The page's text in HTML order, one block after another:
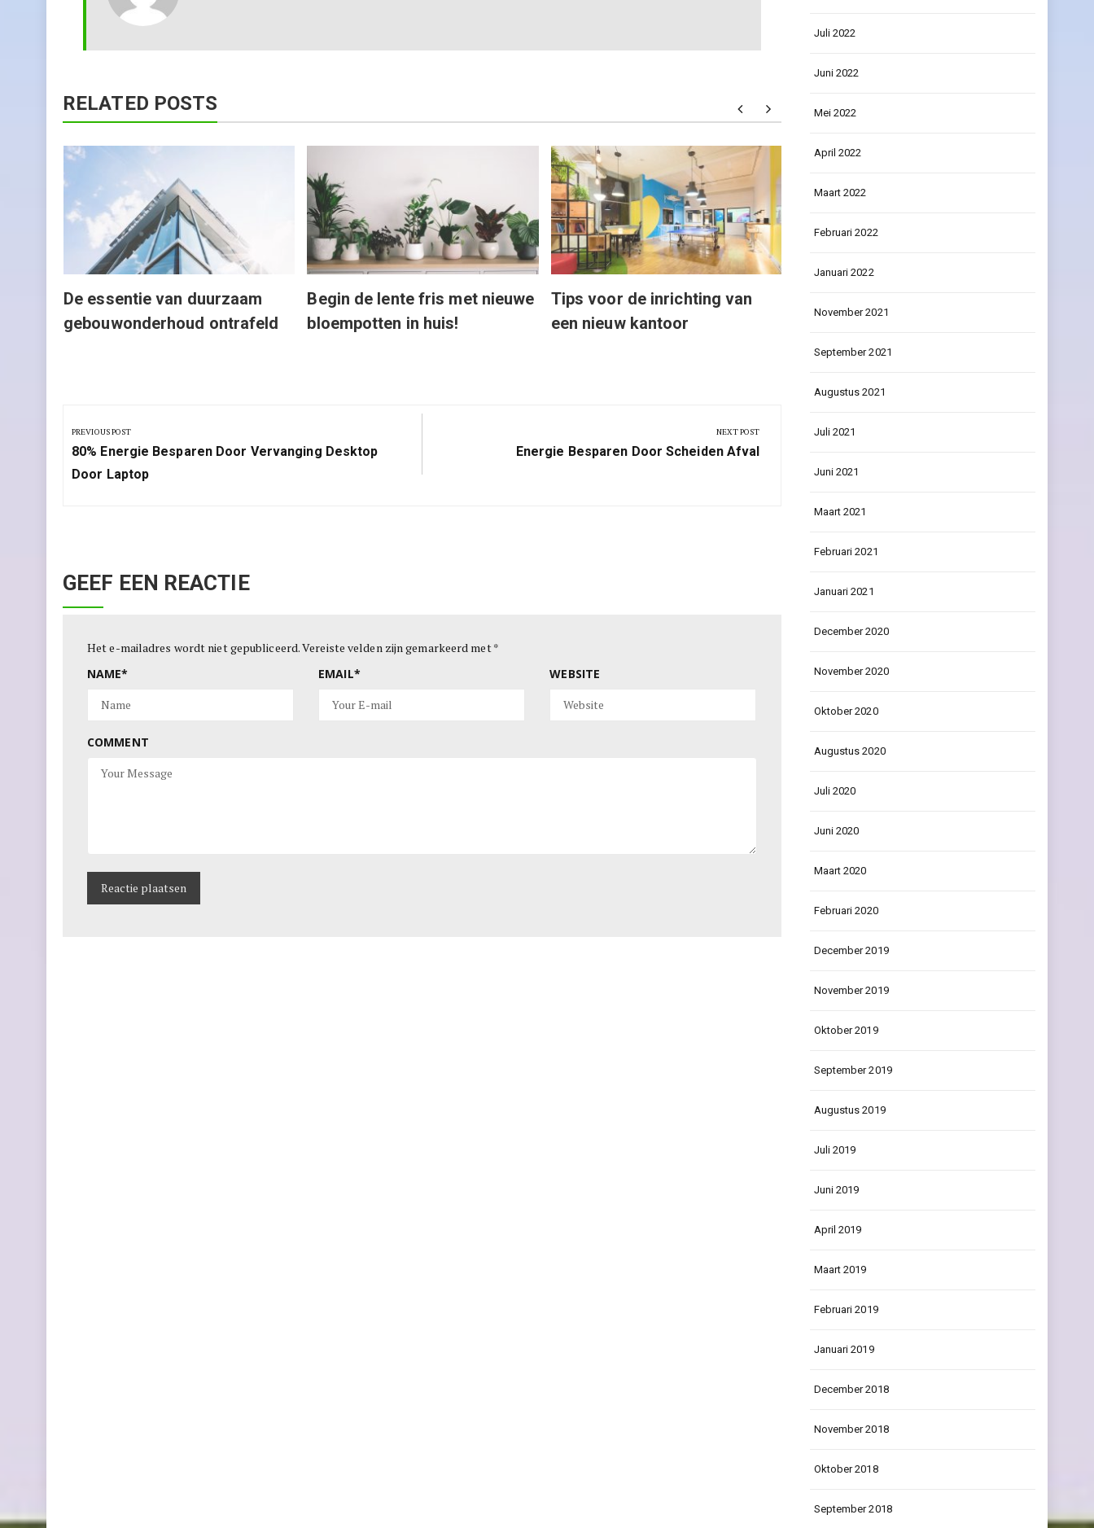
RELATED POSTS
De essentie van duurzaam
gebouwonderhoud ontrafeld
Begin de lente fris met nieuwe
bloempotten in huis!
Tips voor de inrichting van
een nieuw kantoor
verwarming
Berichtnavigatie
PREVIOUS POST
Previous
Post:
80% Energie Besparen Door Vervanging Desktop
Door Laptop
NEXT POST
Next
Energie Besparen Door Scheiden Afval
GEEF EEN REACTIE
Het e-mailadres wordt niet gepubliceerd.Vereiste velden zijn gemarkeerd met*
NAME* EMAIL* WEBSITE
COMMENT
Juli 2022
Juni 2022
Mei 2022
April 2022
Maart 2022
Februari 2022
Januari 2022
November 2021
September 2021
Augustus 2021
Juli 2021
Juni 2021
Maart 2021
Februari 2021
Januari 2021
December 2020
November 2020
Oktober 2020
Augustus 2020
Juli 2020
Juni 2020
Maart 2020
Februari 2020
December 2019
November 2019
Oktober 2019
September 2019
Augustus 2019
Juli 2019
Juni 2019
April 2019
Maart 2019
Februari 2019
Januari 2019
December 2018
November 2018
Oktober 2018
September 2018